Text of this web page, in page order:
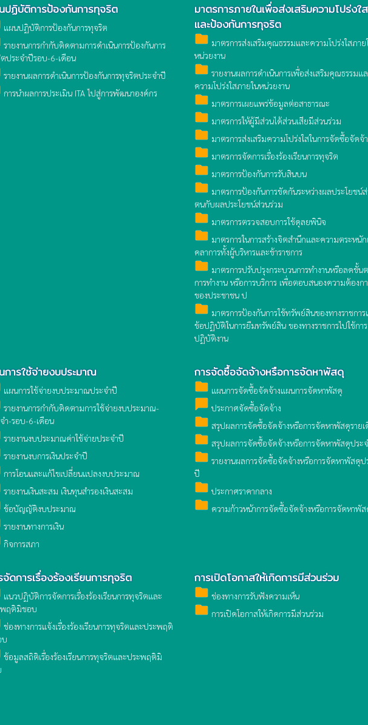
ปฏิบัติการป้องกันการทุจริต
แผนปฏิบัติการป้องกันการทุจริต
รายงานการกำกับติดตามการดำเนินการป้องกันการ
ประจำปีรอบ-6-เดือน
รายงานผลการดำเนินการป้องกันการทุจริตประจำปี
การนำผลการประเมิน ITA ไปสู่การพัฒนาองค์กร
มาตรการภายในเพื่อส่งเสริมความโปร่งใส
และป้องกันการทุจริต
folder มาตรการส่งเสริมคุณธรรมและความโปร่งใสภาย
หน่วยงาน
folder รายงานผลการดำเนินการเพื่อส่งเสริมคุณธรรมแ
ความโปร่งใสภายในหน่วยงาน
folder มาตรการเผยแพร่ข้อมูลต่อสาธารณะ
folder มาตรการให้ผู้มีส่วนได้ส่วนเสียมีส่วนร่วม
folder มาตรการส่งเสริมความโปร่งใสในการจัดซื้อจัดจ้
folder มาตรการจัดการเรื่องร้องเรียนการทุจริต
folder มาตรการป้องกันการรับสินบน
folder มาตรการป้องกันการขัดกันระหว่างผลประโยชน์
ตนกับผลประโยชน์ส่วนร่วม
folder มาตรการตรวจสอบการใช้ดุลยพินิจ
folder มาตรการในการสร้างจิตสำนึกและความตระหนั
คลาการทั้งผู้บริหารและข้าราชการ
folder มาตรการปรับปรุงกระบวนการทำงานหรือลดขั้น
การทำงาน หรือการบริการ เพื่อตอบสนองความต้องก
ของประชาชน ป
folder มาตรการป้องกันการใช้ทรัพย์สินของทางราชกา
ข้อปฏิบัติในการยืมทรัพย์สิน ของทางราชการไปใช้การ
ปฏิบัติงาน
การใช้จ่ายงบประมาณ
แผนการใช้จ่ายงบประมาณประจำปี
รายงานการกำกับติดตามการใช้จ่ายงบประมาณ-
ำ-รอบ-6-เดือน
รายงานงบประมาณค่าใช้จ่ายประจำปี
รายงานงบการเงินประจำปี
การโอนและแก้ไขเปลี่ยนแปลงงบประมาณ
รายงานเงินสะสม เงินทุนสำรองเงินสะสม
ข้อบัญญัติงบประมาณ
รายงานทางการเงิน
กิจการสภา
การจัดซื้อจัดจ้างหรือการจัดหาพัสดุ
folder แผนการจัดซื้อจัดจ้างแผนการจัดหาพัสดุ
chat_bubble ประกาศจัดซื้อจัดจ้าง
folder สรุปผลการจัดซื้อจัดจ้างหรือการจัดหาพัสดุราย
folder สรุปผลการจัดซื้อจัดจ้างหรือการจัดหาพัสดุประ
folder รายงานผลการจัดซื้อจัดจ้างหรือการจัดหาพัสดุป
ปี
folder ประกาศราคากลาง
folder ความก้าวหน้าการจัดซื้อจัดจ้างหรือการจัดหาพั
จัดการเรื่องร้องเรียนการทุจริต
แนวปฏิบัติการจัดการเรื่องร้องเรียนการทุจริตและ
ฤติมิชอบ
ช่องทางการแจ้งเรื่องร้องเรียนการทุจริตและประพฤติ
บ
ข้อมูลสถิติเรื่องร้องเรียนการทุจริตและประพฤติมิ
การเปิดโอกาสให้เกิดการมีส่วนร่วม
folder ช่องทางการรับฟังความเห็น
folder การเปิดโอกาสให้เกิดการมีส่วนร่วม